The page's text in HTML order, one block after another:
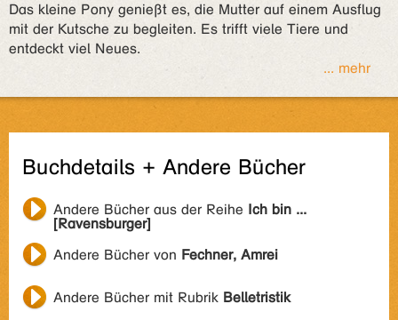
Das kleine Pony genießt es, die Mutter auf einem Ausflug
mit der Kutsche zu begleiten. Es trifft viele Tiere und
entdeckt viel Neues.
... mehr
Buchdetails + Andere Bücher
Andere Bücher aus der Reihe Ich bin ...
[Ravensburger]
Andere Bücher von Fechner, Amrei
Andere Bücher mit Rubrik Belletristik